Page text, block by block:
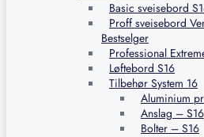
Basic sveisebord
Proff sveisebord
Bestselger
Professional
Løftebord S16
Tilbehør System 16
Aluminium
Anslag – S16
Bolter – S16